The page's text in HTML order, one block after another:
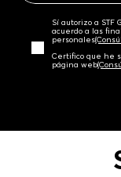
Sí autorizo a STF
acuerdo a las
personales‎
Certifico que he
página web‎